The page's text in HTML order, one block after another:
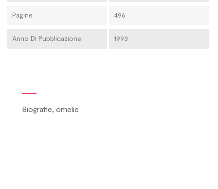
Pagine 496
Anno Di Pubblicazione 1993
Biografie, omelie